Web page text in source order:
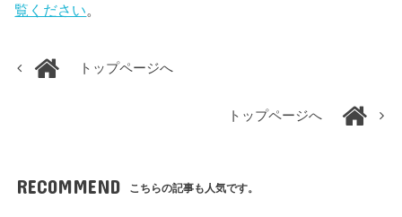
覧ください。
トップページへ
トップページへ
RECOMMEND こちらの記事も人気です。